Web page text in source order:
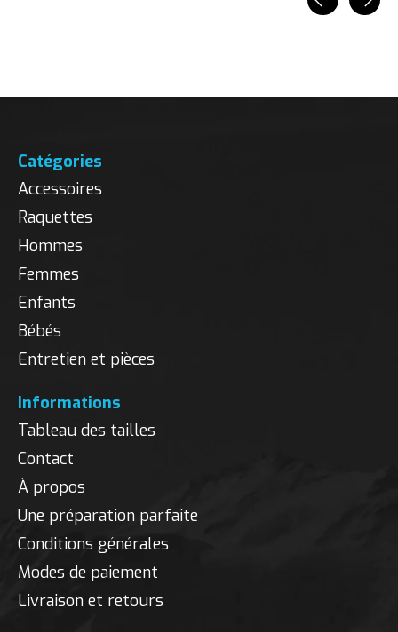
Catégories
Accessoires
Raquettes
Hommes
Femmes
Enfants
Bébés
Entretien et pièces
Informations
Tableau des tailles
Contact
À propos
Une préparation parfaite
Conditions générales
Modes de paiement
Livraison et retours